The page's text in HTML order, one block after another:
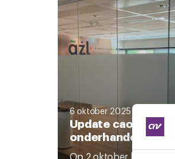
6 oktober 2025
Update cao-
onderhandeling AZL
Op 2 oktober hebben de